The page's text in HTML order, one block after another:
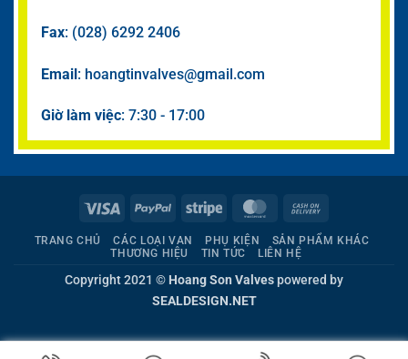
Fax: (028) 6292 2406
Email: hoangtinvalves@gmail.com
Giờ làm việc: 7:30 - 17:00
Visa PayPal Stripe MasterCard
Delivery
TRANG CHỦ CÁC LOẠI VAN PHỤ KIỆN
SẢN PHẨM KHÁC
THƯƠNG HIỆU
TIN TỨC LIÊN HỆ
Copyright 2021 © Hoang Son Valvespowered by
SEALDESIGN.NET